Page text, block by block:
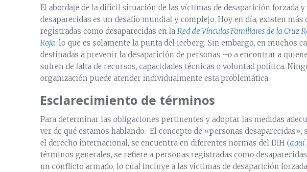
El abordaje de la difícil situación de las víctimas de desaparición forzada
desaparecidas es un desafío mundial y complejo. Hoy en día, existen más
registradas como desaparecidas en la Red de Vínculos Familiares de la Cruz
Roja, lo que es solamente la punta del iceberg. Sin embargo, en muchos
destinadas a prevenir la desaparición de personas –o a encontrar a
sufren de falta de recursos, capacidades técnicas o voluntad política.
organización puede atender individualmente esta problemática.
Esclarecimiento de términos
Para determinar las obligaciones pertinentes y adoptar las medidas
ver de qué estamos hablando. El concepto de «personas desaparecidas»,
el derecho internacional, se encuentra en diferentes normas del DIH (aquí
términos generales, se refiere a personas registradas como
un conflicto armado, lo cual incluye a las víctimas de desaparición